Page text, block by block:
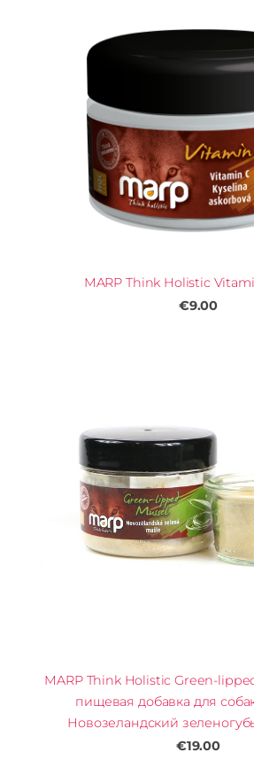
MARP Think Holistic
€9.00
MARP Think Holistic Green-
пищевая добавка для
Новозеландский
€19.00